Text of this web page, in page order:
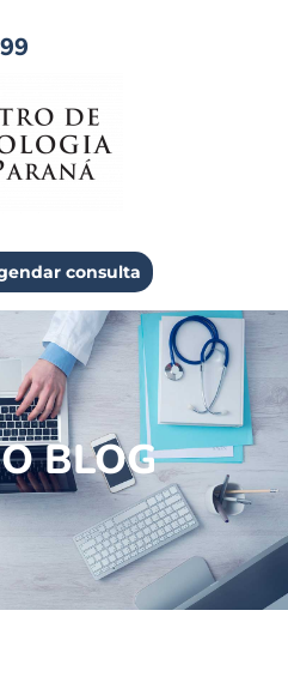
consulta
BLOG